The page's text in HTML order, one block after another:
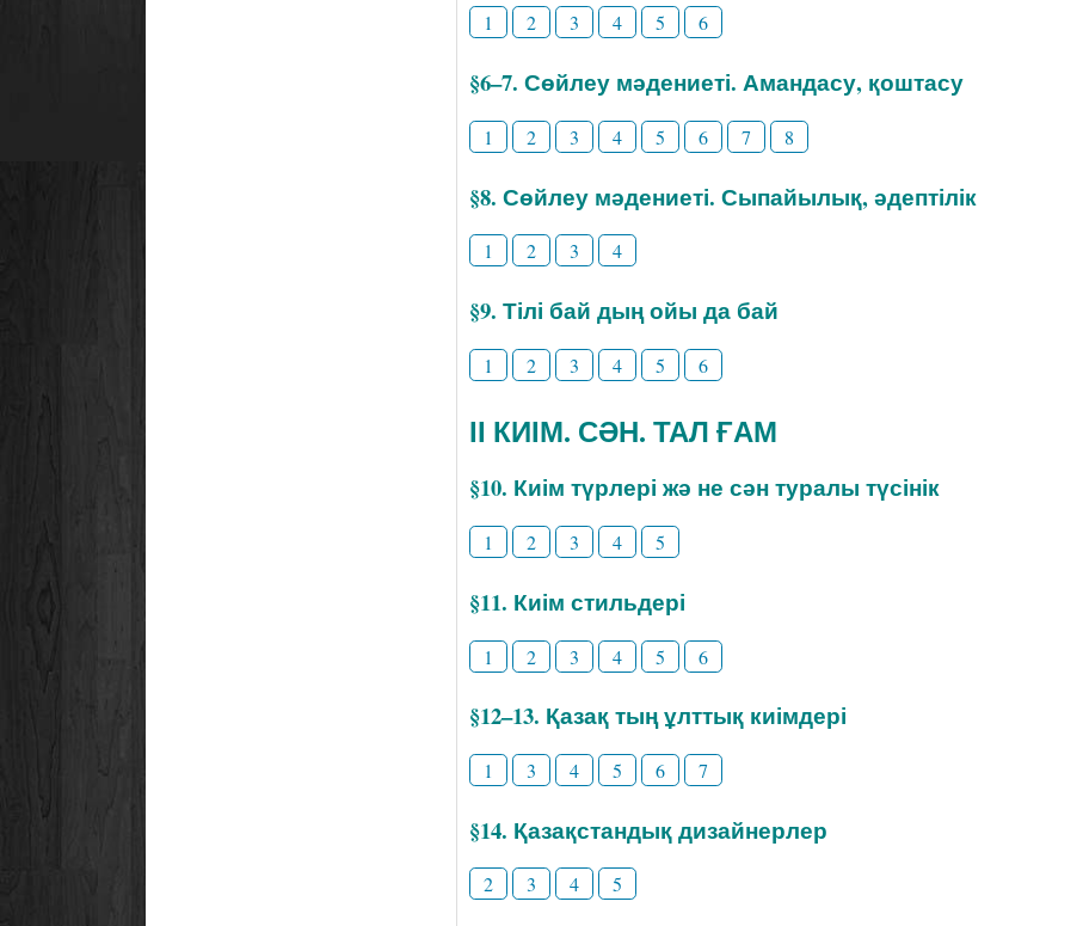
1 2 3 4 5 6
§6–7. Сөйлеу мәдениеті. Амандасу, қоштасу
1 2 3 4 5 6 7 8
§8. Сөйлеу мәдениеті. Сыпайылық, әдептілік
1 2 3 4
§9. Тілі бай дың ойы да бай
1 2 3 4 5 6
ІІ КИІМ. СӘН. ТАЛ ҒАМ
§10. Киім түрлері жә не сән туралы түсінік
1 2 3 4 5
§11. Киім стильдері
1 2 3 4 5 6
§12–13. Қазақ тың ұлттық киімдері
1 3 4 5 6 7
§14. Қазақстандық дизайнерлер
2 3 4 5